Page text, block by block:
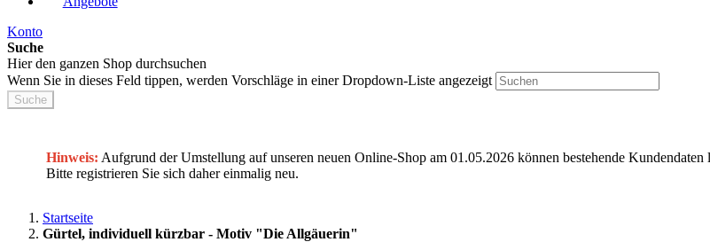
Konto
Suche
Hier den ganzen Shop durchsuchen
Wenn Sie in dieses Feld tippen, werden Vorschläge in einer Dropdown-Liste angezeigt
Suche
Hinweis: Aufgrund der Umstellung auf unseren neuen Online-Shop am 01.05.2026 können bestehende
Bitte registrieren Sie sich daher einmalig neu.
Startseite
Gürtel, individuell kürzbar - Motiv "Die Allgäuerin"